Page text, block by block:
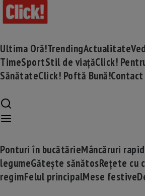
Ultima Oră!TrendingActualitate
TimeSportStil de viațăClick!
SănătateClick! Poftă Bună!Contact
Ponturi în bucătărieMâncăruri
legumeGătește sănătosRețete cu
regimFelul principalMese festive